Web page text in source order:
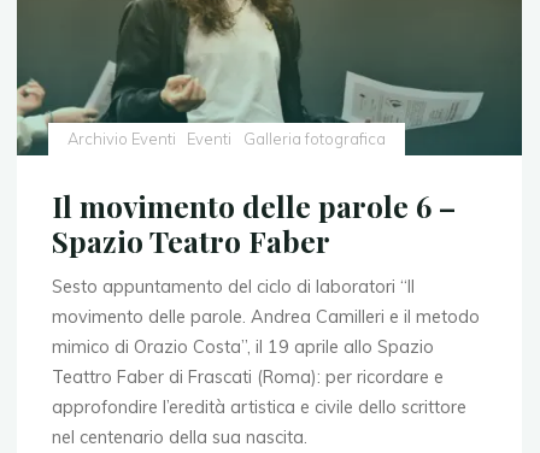
Archivio Eventi Eventi Galleria fotografica
Il movimento delle parole 6 –
Spazio Teatro Faber
Sesto appuntamento del ciclo di laboratori “Il
movimento delle parole. Andrea Camilleri e il metodo
mimico di Orazio Costa”, il 19 aprile allo Spazio
Teattro Faber di Frascati (Roma): per ricordare e
approfondire l’eredità artistica e civile dello scrittore
nel centenario della sua nascita.